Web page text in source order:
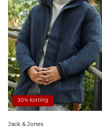
30% korting
Jack & Jones